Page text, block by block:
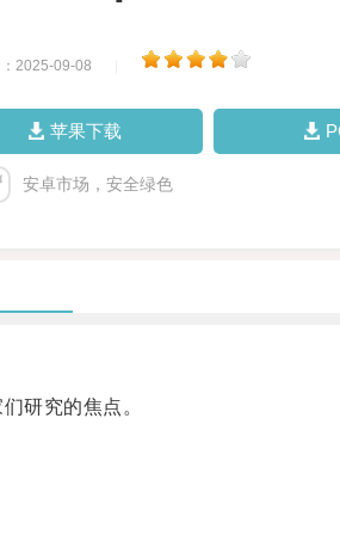
2025-09-08
苹果下载
安卓市场，安全绿色
研究的焦点。